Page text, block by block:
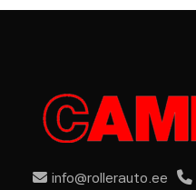
info@rollerauto.ee